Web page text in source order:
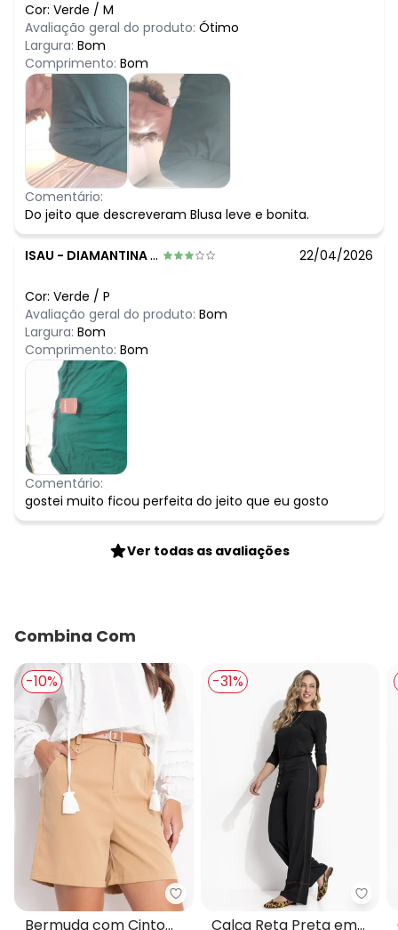
Cor: Verde / M
Avaliação geral do produto: Ótimo
Largura: Bom
Comprimento: Bom
Comentário:
Do jeito que descreveram Blusa leve e bonita.
ISAU - DIAMANTINA - MG 22/04/2026
Cor: Verde / P
Avaliação geral do produto: Bom
Largura: Bom
Comprimento: Bom
Comentário:
gostei muito ficou perfeita do jeito que eu gosto
Ver todas as avaliações
Combina Com
-10%
Quintess - Bermuda com Cinto
Bermuda com Cinto
-31%
Calça Reta Preta em